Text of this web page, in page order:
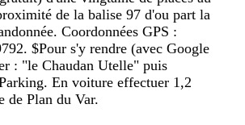
de la balise 97 d'ou part la
Coordonnées GPS :
$Pour s'y rendre (avec Google
: "le Chaudan Utelle" puis
En voiture effectuer 1,2
de Plan du Var.